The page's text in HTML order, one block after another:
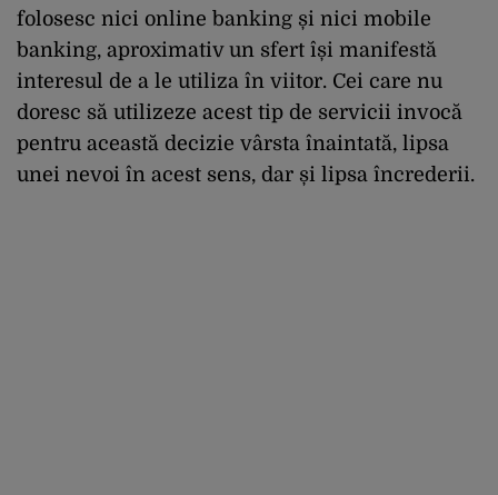
folosesc nici online banking și nici mobile
banking, aproximativ un sfert își manifestă
interesul de a le utiliza în viitor. Cei care nu
doresc să utilizeze acest tip de servicii invocă
pentru această decizie vârsta înaintată, lipsa
unei nevoi în acest sens, dar și lipsa încrederii.